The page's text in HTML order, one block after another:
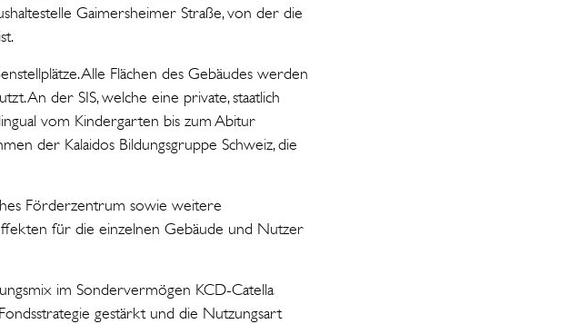
Gaimersheimer Straße, von der die
Alle Flächen des Gebäudes werden
An der SIS, welche eine private, staatlich
vom Kindergarten bis zum Abitur
der Kalaidos Bildungsgruppe Schweiz, die
Förderzentrum sowie weitere
für die einzelnen Gebäude und Nutzer
im Sondervermögen KCD-Catella
gestärkt und die Nutzungsart